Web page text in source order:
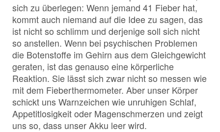
sich zu überlegen: Wenn jemand 41 Fieber hat,
kommt auch niemand auf die Idee zu sagen, das
ist nicht so schlimm und derjenige soll sich nicht
so anstellen. Wenn bei psychischen Problemen
die Botenstoffe im Gehirn aus dem Gleichgewicht
geraten, ist das genauso eine körperliche
Reaktion. Sie lässt sich zwar nicht so messen wie
mit dem Fieberthermometer. Aber unser Körper
schickt uns Warnzeichen wie unruhigen Schlaf,
Appetitlosigkeit oder Magenschmerzen und zeigt
uns so, dass unser Akku leer wird.